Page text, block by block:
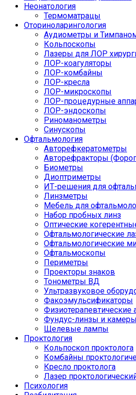
Неонатология
Термоматрацы
Оториноларингология
Аудиометры и
Кольпоскопы
Лазеры для ЛОР
ЛОР-коагуляторы
ЛОР-комбайны
ЛОР-кресла
ЛОР-микроскопы
ЛОР-процедурные
ЛОР-эндоскопы
Риноманометры
Синускопы
Офтальмология
Авторефкератометры
Авторефракторы
Биометры
Диоптриметры
ИТ-решения для
Линзметры
Мебель для
Набор пробных линз
Оптические
Офтальмологические
Офтальмологические
Офтальмоскопы
Периметры
Проекторы знаков
Тонометры ВД
Ультразвуковое
Факоэмульсификаторы
Физиотерапевтические
Фундус-линзы и камеры
Щелевые лампы
Проктология
Кольпоскоп проктолога
Комбайны
Кресло проктолога
Лазер
Психология